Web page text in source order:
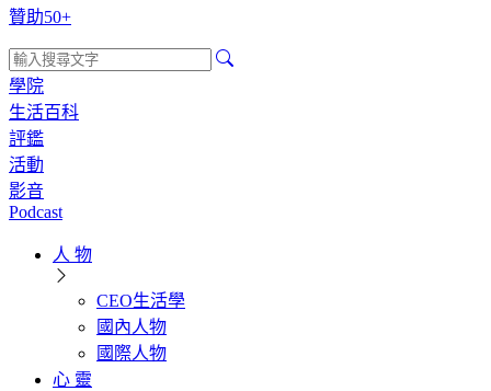
贊助50+
學院
生活百科
評鑑
活動
影音
Podcast
人 物
CEO生活學
國內人物
國際人物
心 靈